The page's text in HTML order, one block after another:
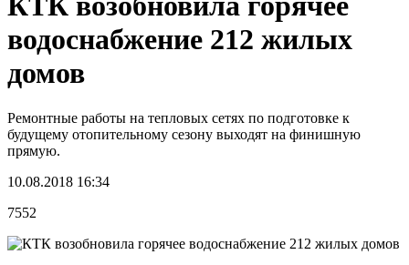
водоснабжение 212 жилых
домов
Ремонтные работы на тепловых сетях по подготовке к
будущему отопительному сезону выходят на финишную
прямую.
10.08.2018 16:34
7552